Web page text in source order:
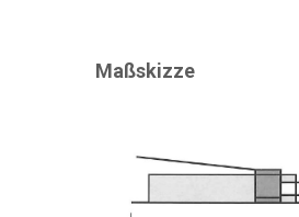
Maßskizze